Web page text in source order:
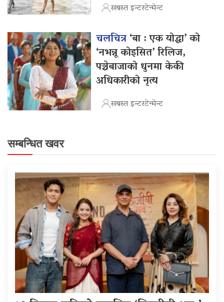
सबस्त इन्टरटेन्मेन्ट
चलचित्र‘बा : एक योद्धा’ को
‘नभन्नू कोइसित’ रिलिज,
पञ्चेबाजाको धुनमा केकी
अधिकारीको नृत्य
सबस्त इन्टरटेन्मेन्ट
सम्बन्धित खवर